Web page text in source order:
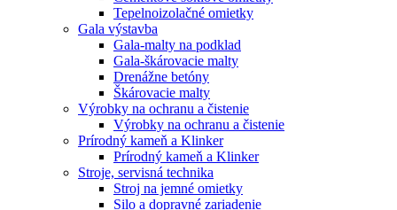
Tepelnoizolačné omietky
Gala výstavba
Gala-malty na podklad
Gala-škárovacie malty
Drenážne betóny
Škárovacie malty
Výrobky na ochranu a čistenie
Výrobky na ochranu a čistenie
Prírodný kameň a Klinker
Prírodný kameň a Klinker
Stroje, servisná technika
Stroj na jemné omietky
Silo a dopravné zariadenie